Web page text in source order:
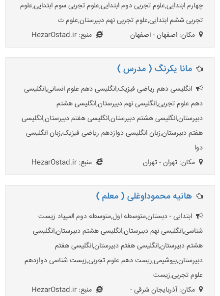
چهارم ابتدایی,علوم تجربی دوم ابتدایی,علوم تجربی سوم ابتدایی,علوم
تجربی ششم ابتدایی,علوم تجربی نهم دبیرستان,علوم ت
مکان: اصفهان - اصفهان
منبع: HezarOstad.ir
مانا يكرنگ ( مدرس )
انگلیسی دهم ریاضی فیزیک,انگلیسی دهم علوم انسانی,انگلیسی
دهم علوم تجربی,انگلیسی نهم دبیرستان,انگلیسی هشتم
دبیرستان,انگلیسی هشتم دبیرستان,انگلیسی هفتم دبیرستان,انگلیسی
هفتم دبیرستان,زبان انگلیسی دوازدهم ریاضی فیزیک,زبان انگلیسی
دوا
مکان: تهران - تهران
منبع: HezarOstad.ir
هانیه محموداوغلی ( معلم )
ابتدایی - دبستان,متوسطه اول,متوسطه دوم المپیاد زیست
شناسی,انگلیسی نهم دبیرستان,انگلیسی هشتم دبیرستان,انگلیسی
هشتم دبیرستان,انگلیسی هفتم دبیرستان,انگلیسی هفتم
دبیرستان,بیوشیمی,زیست دهم علوم تجربی,زیست شناسی دوازدهم
علوم تجربی,زیست
مکان: آذربایجان شرقی -
منبع: HezarOstad.ir